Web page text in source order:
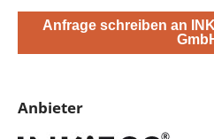
Anfrage schreiben an
Anbieter